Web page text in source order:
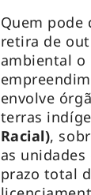
Quem pode
retira de
ambiental o
envolve
terras
Racial),
as unidades
prazo total